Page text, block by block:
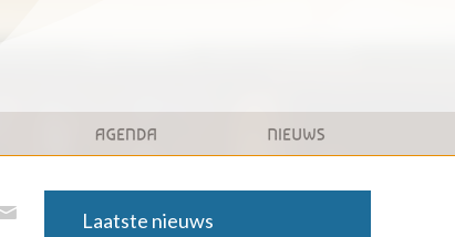
Laatste nieuws